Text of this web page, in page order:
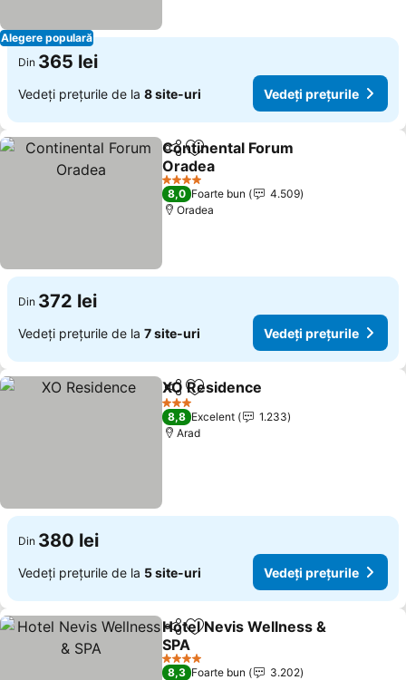
Alegere populară
Din 365 lei
Vedeți prețurile de la 8 site-uri Vedeți prețurile
DistribuițiAdăugaţi la favorite
Continental Forum
Oradea
Vedeți prețurile
4 Stele
8,0 Foarte bun
4.509
Oradea
Din 372 lei
Vedeți prețurile de la 7 site-uri Vedeți prețurile
DistribuițiAdăugaţi la favorite
XO Residence
3 Stele
8,8 Excelent
1.233
Arad
Din 380 lei
Vedeți prețurile de la 5 site-uri Vedeți prețurile
DistribuițiAdăugaţi la favorite
Hotel Nevis Wellness &
SPA
Vedeți prețurile
4 Stele
8,3 Foarte bun
3.202